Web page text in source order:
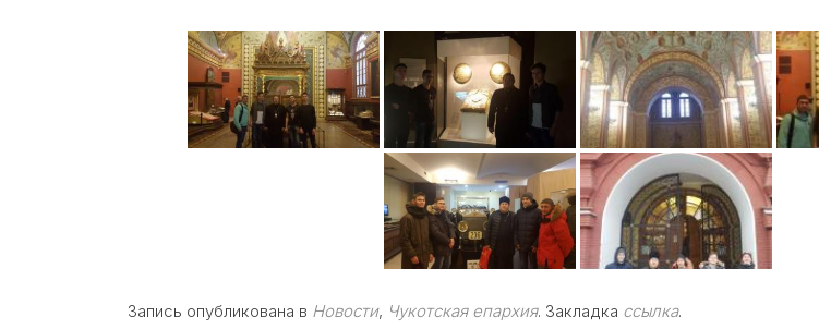
Запись опубликована в Новости, Чукотская епархия. Закладка ссылка.